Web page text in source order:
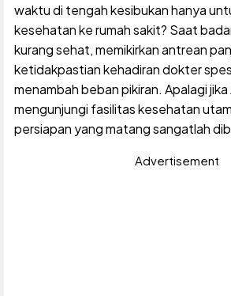
waktu di tengah kesibukan hanya
kesehatan ke rumah sakit? Saat
kurang sehat, memikirkan antrean
ketidakpastian kehadiran dokter
menambah beban pikiran. Apalagi
mengunjungi fasilitas kesehatan
persiapan yang matang sangatlah
Advertisement